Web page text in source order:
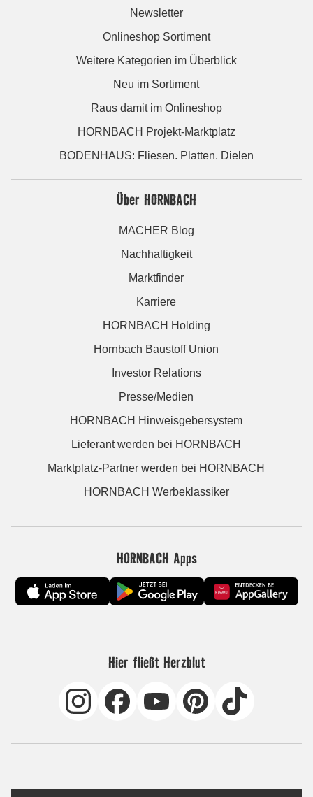
Newsletter
Onlineshop Sortiment
Weitere Kategorien im Überblick
Neu im Sortiment
Raus damit im Onlineshop
HORNBACH Projekt-Marktplatz
BODENHAUS: Fliesen. Platten. Dielen
Über HORNBACH
MACHER Blog
Nachhaltigkeit
Marktfinder
Karriere
HORNBACH Holding
Hornbach Baustoff Union
Investor Relations
Presse/Medien
HORNBACH Hinweisgebersystem
Lieferant werden bei HORNBACH
Marktplatz-Partner werden bei HORNBACH
HORNBACH Werbeklassiker
HORNBACH Apps
Hier fließt Herzblut